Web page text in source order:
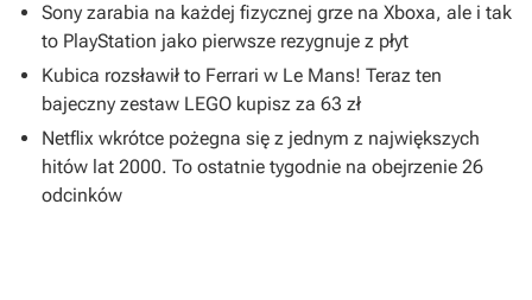
Sony zarabia na każdej fizycznej grze na Xboxa, ale i tak
to PlayStation jako pierwsze rezygnuje z płyt
Kubica rozsławił to Ferrari w Le Mans! Teraz ten
bajeczny zestaw LEGO kupisz za 63 zł
Netflix wkrótce pożegna się z jednym z największych
hitów lat 2000. To ostatnie tygodnie na obejrzenie 26
odcinków